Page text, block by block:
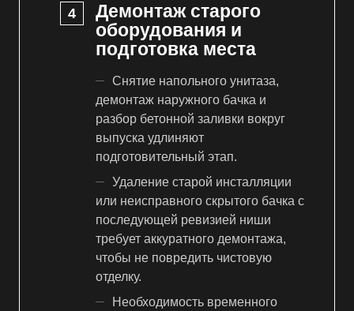
Демонтаж старого
оборудования и
подготовка места
Снятие напольного унитаза,
демонтаж наружного бачка и
разбор бетонной заливки вокруг
выпуска удлиняют
подготовительный этап.
Удаление старой инсталляции
или неисправного скрытого бачка с
последующей ревизией ниши
требует аккуратного демонтажа,
чтобы не повредить чистовую
отделку.
Необходимость временного